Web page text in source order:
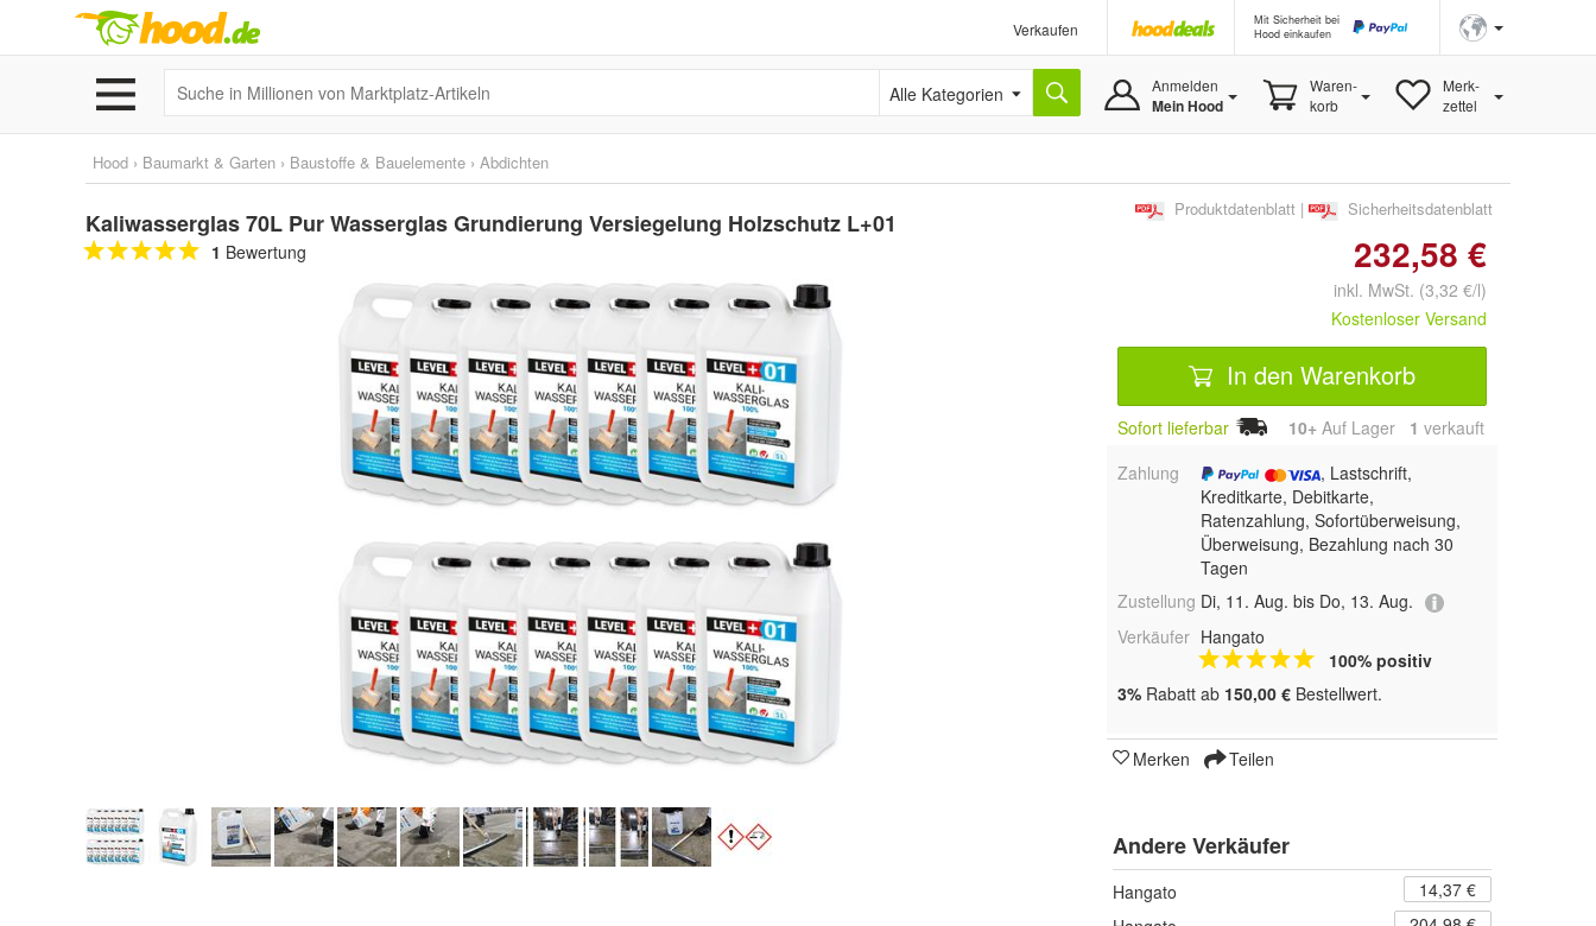
Verkaufen
Mit Sicherheit bei
Hood einkaufen
Alle Kategorien Anmelden
Mein Hood
Waren-
korb
Merk-
zettel
Hood › Baumarkt & Garten › Baustoffe & Bauelemente › Abdichten
Kaliwasserglas 70L Pur Wasserglas Grundierung Versiegelung Holzschutz L+01
1 Bewertung
Produktdatenblatt | Sicherheitsdatenblatt
232,58 €
inkl. MwSt. (3,32 €/l)
Kostenloser Versand
In den Warenkorb
Sofort lieferbar 10+ Auf Lager 1 verkauft
Zahlung
, Lastschrift,
Kreditkarte, Debitkarte,
Ratenzahlung, Sofortüberweisung,
Überweisung, Bezahlung nach 30
Tagen
Zustellung Di, 11. Aug. bis Do, 13. Aug.
Verkäufer Hangato
100% positiv
3% Rabatt ab 150,00 € Bestellwert.
Merken Teilen
Andere Verkäufer
Hangato
14,37 €